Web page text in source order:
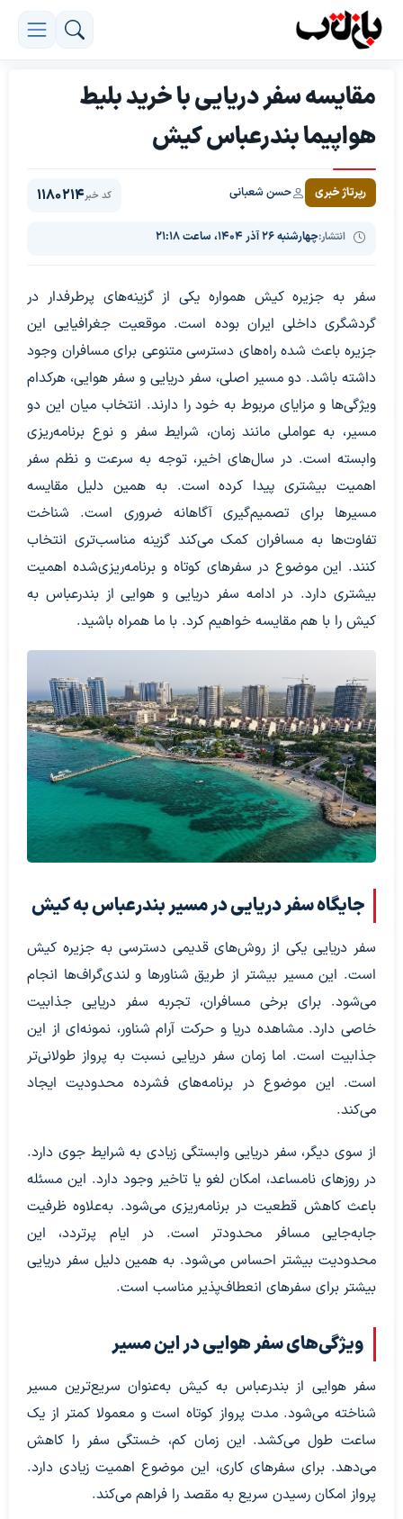
مقایسه سفر دریایی با خرید بلیط
هواپیما بندرعباس کیش
رپرتاژ خبری حسن شعبانی
انتشار:چهارشنبه ۲۶ آذر ۱۴۰۴، ساعت ۲۱:۱۸
کد خبر1180214
سفر به جزیره کیش همواره یکی از گزینه‌های پرطرفدار در
گردشگری داخلی ایران بوده است. موقعیت جغرافیایی این
جزیره باعث شده راه‌های دسترسی متنوعی برای مسافران وجود
داشته باشد. دو مسیر اصلی، سفر دریایی و سفر هوایی، هرکدام
ویژگی‌ها و مزایای مربوط به خود را دارند. انتخاب میان این دو
مسیر، به عواملی مانند زمان، شرایط سفر و نوع برنامه‌ریزی
وابسته است. در سال‌های اخیر، توجه به سرعت و نظم سفر
اهمیت بیشتری پیدا کرده است. به همین دلیل مقایسه
مسیرها برای تصمیم‌گیری آگاهانه ضروری است. شناخت
تفاوت‌ها به مسافران کمک می‌کند گزینه مناسب‌تری انتخاب
کنند. این موضوع در سفرهای کوتاه و برنامه‌ریزی‌شده اهمیت
بیشتری دارد. در ادامه سفر دریایی و هوایی از بندرعباس به
کیش را با هم مقایسه خواهیم کرد. با ما همراه باشید.
جایگاه سفر دریایی در مسیر بندرعباس به کیش
سفر دریایی یکی از روش‌های قدیمی دسترسی به جزیره کیش
است. این مسیر بیشتر از طریق شناورها و لندی‌گراف‌ها انجام
می‌شود. برای برخی مسافران، تجربه سفر دریایی جذابیت
خاصی دارد. مشاهده دریا و حرکت آرام شناور، نمونه‌ای از این
جذابیت است. اما زمان سفر دریایی نسبت به پرواز طولانی‌تر
است. این موضوع در برنامه‌های فشرده محدودیت ایجاد
می‌کند.
از سوی دیگر، سفر دریایی وابستگی زیادی به شرایط جوی دارد.
در روزهای نامساعد، امکان لغو یا تاخیر وجود دارد. این مسئله
باعث کاهش قطعیت در برنامه‌ریزی می‌شود. به‌علاوه ظرفیت
جابه‌جایی مسافر محدودتر است. در ایام پرتردد، این
محدودیت بیشتر احساس می‌شود. به همین دلیل سفر دریایی
بیشتر برای سفرهای انعطاف‌پذیر مناسب است.
ویژگی‌های سفر هوایی در این مسیر
سفر هوایی از بندرعباس به کیش به‌عنوان سریع‌ترین مسیر
شناخته می‌شود. مدت پرواز کوتاه است و معمولا کمتر از یک
ساعت طول می‌کشد. این زمان کم، خستگی سفر را کاهش
می‌دهد. برای سفرهای کاری، این موضوع اهمیت زیادی دارد.
پرواز امکان رسیدن سریع به مقصد را فراهم می‌کند.